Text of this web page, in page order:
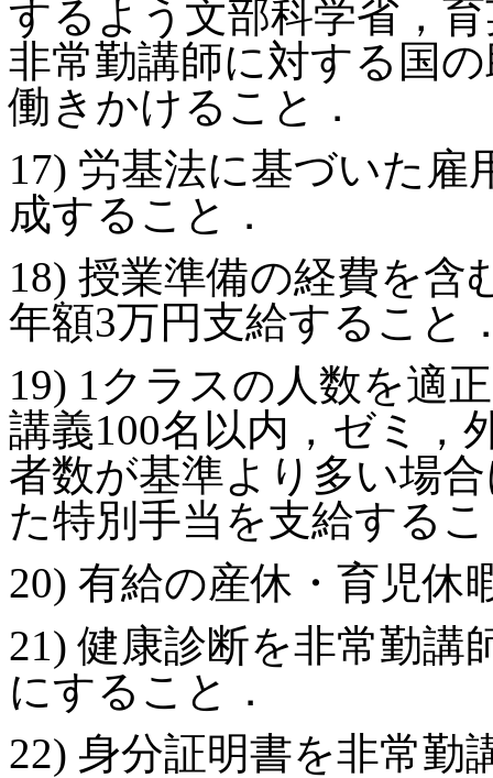
するよう文部科学省，
非常勤講師に対する国
働きかけること．
17) 労基法に基づいた雇
成すること．
18) 授業準備の経費を含
年額3万円支給すること
19) 1クラスの人数を適
講義100名以内，ゼミ，
者数が基準より多い場
た特別手当を支給する
20) 有給の産休・育児休
21) 健康診断を非常勤
にすること．
22) 身分証明書を非常勤